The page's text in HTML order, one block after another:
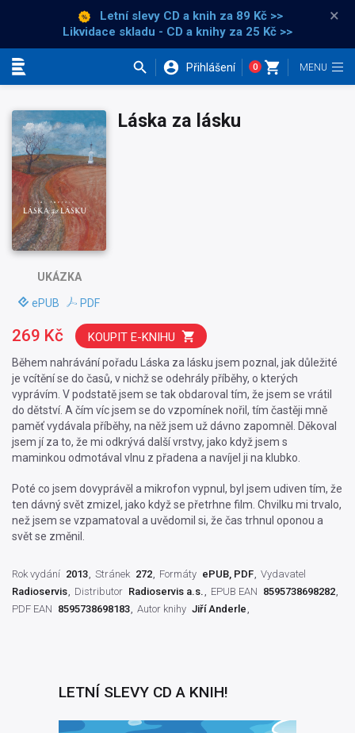
Letní slevy CD a knih za 89 Kč >>
Likvidace skladu - CD a knihy za 25 Kč >>
×
Přihlášení 0
UKÁZKA
ePUB PDF
Láska za lásku
Během nahrávání pořadu Láska za lásku jsem poznal, jak důležité
je vcítění se do časů, v nichž se odehrály příběhy, o kterých
vyprávím. V podstatě jsem se tak obdaroval tím, že jsem se vrátil
do dětství. A čím víc jsem se do vzpomínek nořil, tím častěji mně
paměť vydávala příběhy, na něž jsem už dávno zapomněl. Děkoval
jsem jí za to, že mi odkrývá další vrstvy, jako když jsem s
maminkou odmotával vlnu z přadena a navíjel ji na klubko.
Poté co jsem dovyprávěl a mikrofon vypnul, byl jsem udiven tím, že
ten dávný svět zmizel, jako když se přetrhne film. Chvilku mi trvalo,
než jsem se vzpamatoval a uvědomil si, že čas trhnul oponou a
svět se změnil.
269 Kč KOUPIT E-KNIHU
Rok vydání 2013 Stránek 272 Formáty ePUB, PDF Vydavatel
Radioservis
Distributor Radioservis a.s. EPUB EAN 8595738698282
PDF EAN 8595738698183 Autor knihy Jiří Anderle
LETNÍ SLEVY CD A KNIH!